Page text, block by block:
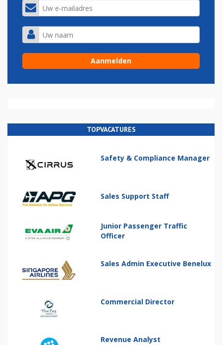
TOPVACATURES
Safety & Compliance Manager
Sales Support Staff
Junior Passenger Traffic
Officer
Sales Admin Executive Benelux
Commercial Director
Revenue Analyst